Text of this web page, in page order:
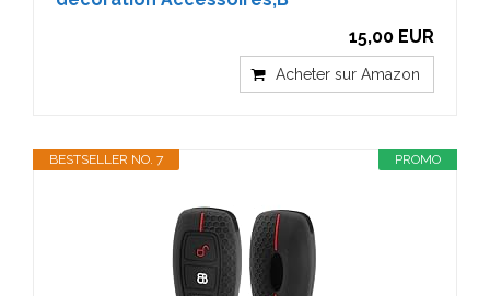
15,00 EUR
Acheter sur Amazon
PROMO
BESTSELLER NO. 7